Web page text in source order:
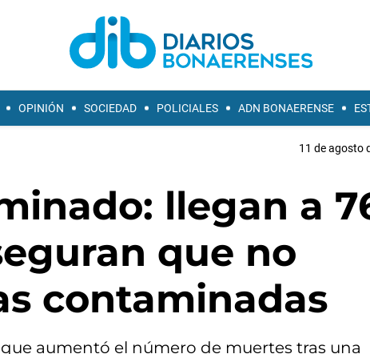
OPINIÓN SOCIEDAD POLICIALES ADN BONAERENSE
11 de agosto
llegan a
que no
contaminadas
aumentó el número de muertes tras una